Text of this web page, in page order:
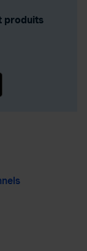
produits